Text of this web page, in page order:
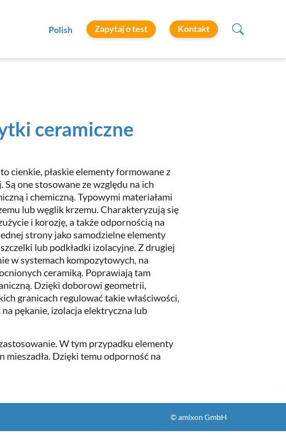
Polish Zapytaj o test Kontakt
ceramiczne
cienkie, płaskie elementy formowane z
one stosowane ze względu na ich
i chemiczną. Typowymi materiałami
lub węglik krzemu. Charakteryzują się
i korozję, a także odpornością na
strony jako samodzielne elementy
lub podkładki izolacyjne. Z drugiej
w systemach kompozytowych, na
ceramiką. Poprawiają tam
Dzięki doborowi geometrii,
granicach regulować takie właściwości,
pękanie, izolacja elektryczna lub
W tym przypadku elementy
mieszadła. Dzięki temu odporność na
© amixon GmbH